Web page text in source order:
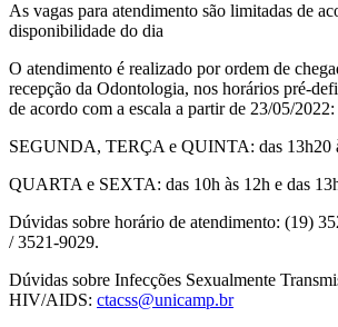
As vagas para atendimento são limitadas de
disponibilidade do dia
O atendimento é realizado por ordem de
recepção da Odontologia, nos horários pré-
de acordo com a escala a partir de 23/05/2022:
SEGUNDA, TERÇA e QUINTA: das 13h20
QUARTA e SEXTA: das 10h às 12h e das
Dúvidas sobre horário de atendimento: (19)
/ 3521-9029.
Dúvidas sobre Infecções Sexualmente
HIV/AIDS: ctacss@unicamp.br